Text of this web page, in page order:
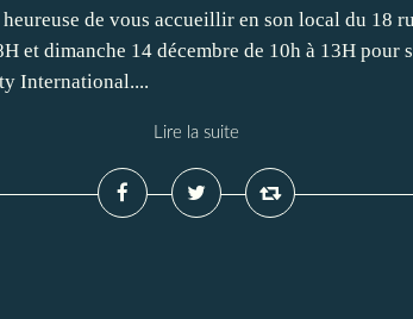
de vous accueillir en son local du 18
et dimanche 14 décembre de 10h à 13H
International....
Lire la suite